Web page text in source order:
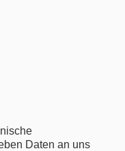
Daten an uns